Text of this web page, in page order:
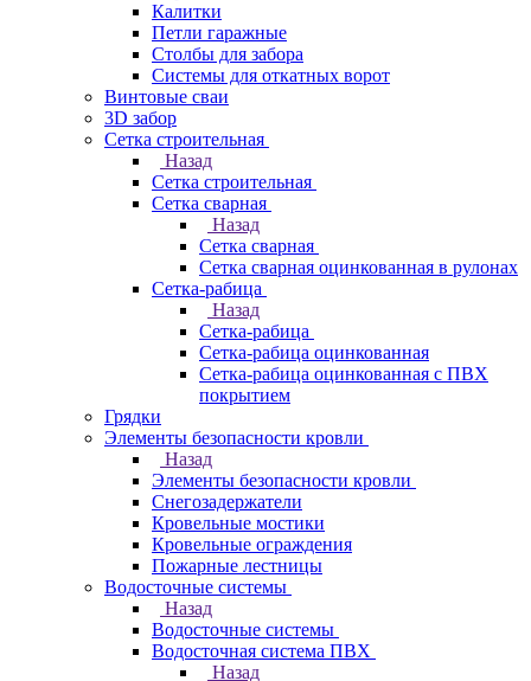
Калитки
Петли гаражные
Столбы для забора
Системы для откатных ворот
Винтовые сваи
3D забор
Сетка строительная
Назад
Сетка строительная
Сетка сварная
Назад
Сетка сварная
Сетка сварная оцинкованная в рулонах
Сетка-рабица
Назад
Сетка-рабица
Сетка-рабица оцинкованная
Сетка-рабица оцинкованная с ПВХ
покрытием
Грядки
Элементы безопасности кровли
Назад
Элементы безопасности кровли
Снегозадержатели
Кровельные мостики
Кровельные ограждения
Пожарные лестницы
Водосточные системы
Назад
Водосточные системы
Водосточная система ПВХ
Назад